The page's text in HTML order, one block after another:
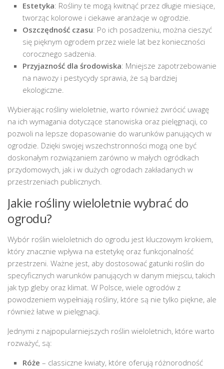
Estetyka: Rośliny te mogą kwitnąć przez długie miesiące,
tworząc kolorowe i ciekawe aranżacje w ogrodzie.
Oszczędność czasu: Po ich posadzeniu, można cieszyć
się pięknym ogrodem przez wiele lat bez konieczności
corocznego sadzenia.
Przyjazność dla środowiska: Mniejsze zapotrzebowanie
na nawozy i pestycydy sprawia, że są bardziej
ekologiczne.
Wybierając rośliny wieloletnie, warto również zwrócić uwagę
na ich wymagania dotyczące stanowiska oraz pielęgnacji, co
pozwoli na lepsze dopasowanie do warunków panujących w
ogrodzie. Dzięki swojej wszechstronności mogą one być
doskonałym rozwiązaniem zarówno w małych ogródkach
przydomowych, jak i w dużych ogrodach zakładanych w
przestrzeniach publicznych.
Jakie rośliny wieloletnie wybrać do
ogrodu?
Wybór roślin wieloletnich do ogrodu jest kluczowym krokiem,
który znacznie wpływa na estetykę oraz funkcjonalność
przestrzeni. Ważne jest, aby dostosować gatunki roślin do
specyficznych warunków panujących w danym miejscu, takich
jak typ gleby oraz klimat. W Polsce, wiele ogrodów z
powodzeniem wypełniają rośliny, które są nie tylko piękne, ale
również łatwe w pielęgnacji.
Jednymi z najpopularniejszych roślin wieloletnich, które warto
rozważyć, są:
Róże – classiczne kwiaty, które oferują różnorodność